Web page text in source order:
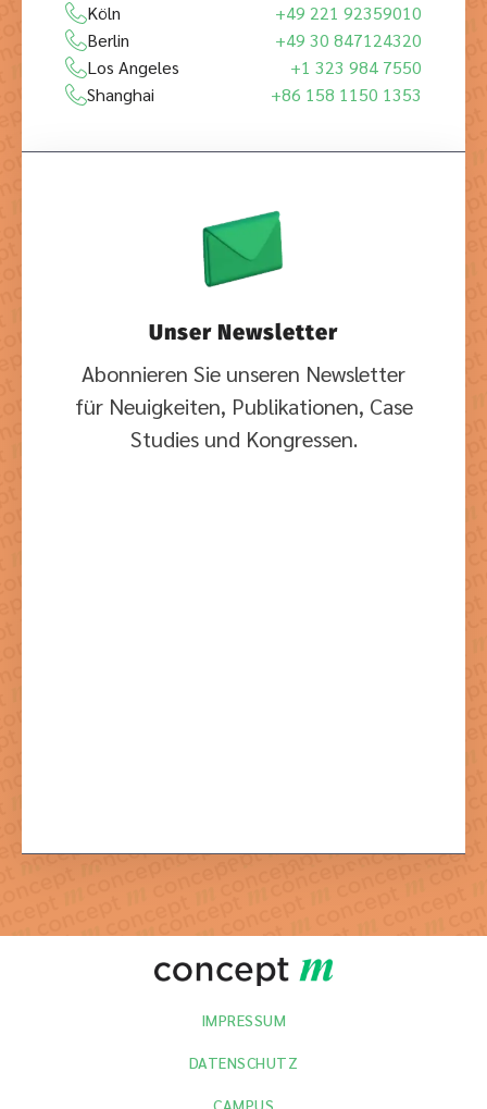
Köln
+49 221 92359010
Berlin
+49 30 847124320
Los Angeles
+1 323 984 7550
Shanghai
+86 158 1150 1353
Unser Newsletter
Abonnieren Sie unseren Newsletter
für Neuigkeiten, Publikationen, Case
Studies und Kongressen.
IMPRESSUM
DATENSCHUTZ
CAMPUS